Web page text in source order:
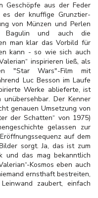
Geschöpfe aus der Feder
es der knuffige Grunztier-
von Münzen und Perlen
und auch die
man klar das Vorbild für
kann - so wie sich auch
inspirieren ließ, als
"Star Wars"-Film mit
Luc Besson im Laufe
Werke ablieferte, ist
Der Kenner
genauen Umsetzung von
der Schatten“ von 1975)
gelassen zur
auf dem
sorgt. Ja, das ist zum
und das mag bekanntlich
Kosmos eben auch
ernsthaft bestreiten,
zaubert, einfach